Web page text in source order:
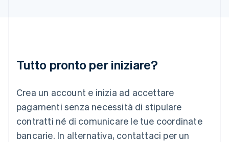
Tutto pronto per iniziare?
Crea un account e inizia ad accettare
pagamenti senza necessità di stipulare
contratti né di comunicare le tue coordinate
bancarie. In alternativa, contattaci per un
Malta
English
EspañolEnglish
Norvegia
English
Nuova Zelanda
English